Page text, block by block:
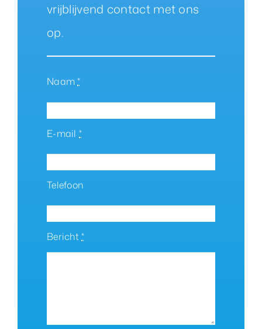
vrijblijvend contact met ons
op.
Naam*
E-mail*
Telefoon
Bericht*